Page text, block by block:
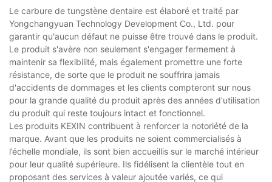
Le carbure de tungstène dentaire est élaboré et traité par
Yongchangyuan Technology Development Co., Ltd. pour
garantir qu'aucun défaut ne puisse être trouvé dans le produit.
Le produit s'avère non seulement s'engager fermement à
maintenir sa flexibilité, mais également promettre une forte
résistance, de sorte que le produit ne souffrira jamais
d'accidents de dommages et les clients compteront sur nous
pour la grande qualité du produit après des années d'utilisation
du produit qui reste toujours intact et fonctionnel.
Les produits KEXIN contribuent à renforcer la notoriété de la
marque. Avant que les produits ne soient commercialisés à
l’échelle mondiale, ils sont bien accueillis sur le marché intérieur
pour leur qualité supérieure. Ils fidélisent la clientèle tout en
proposant des services à valeur ajoutée variés, ce qui